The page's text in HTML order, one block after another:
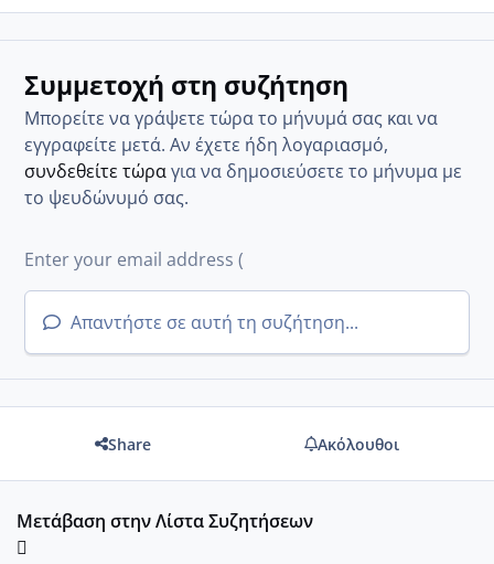
Συμμετοχή στη συζήτηση
Μπορείτε να γράψετε τώρα το μήνυμά σας και να
εγγραφείτε μετά. Αν έχετε ήδη λογαριασμό,
συνδεθείτε τώραγια να δημοσιεύσετε το μήνυμα με
το ψευδώνυμό σας.
Απαντήστε σε αυτή τη συζήτηση...
Share Ακόλουθοι
Μετάβαση στην Λίστα Συζητήσεων